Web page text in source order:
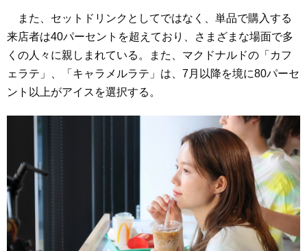
また、セットドリンクとしてではなく、単品で購入する
来店者は40パーセントを超えており、さまざまな場面で多
くの人々に親しまれている。また、マクドナルドの「カフ
ェラテ」、「キャラメルラテ」は、7月以降を境に80パーセ
ント以上がアイスを選択する。